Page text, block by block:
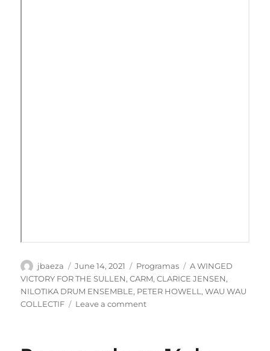
Author
jbaeza
Posted
on
June 14, 2021 Categories
Programas Tags
A WINGED
VICTORY FOR THE SULLEN,CARM,CLARICE JENSEN,
NILOTIKA DRUM ENSEMBLE, PETER HOWELL,WAU WAU
COLLECTIF
Leave a commenton